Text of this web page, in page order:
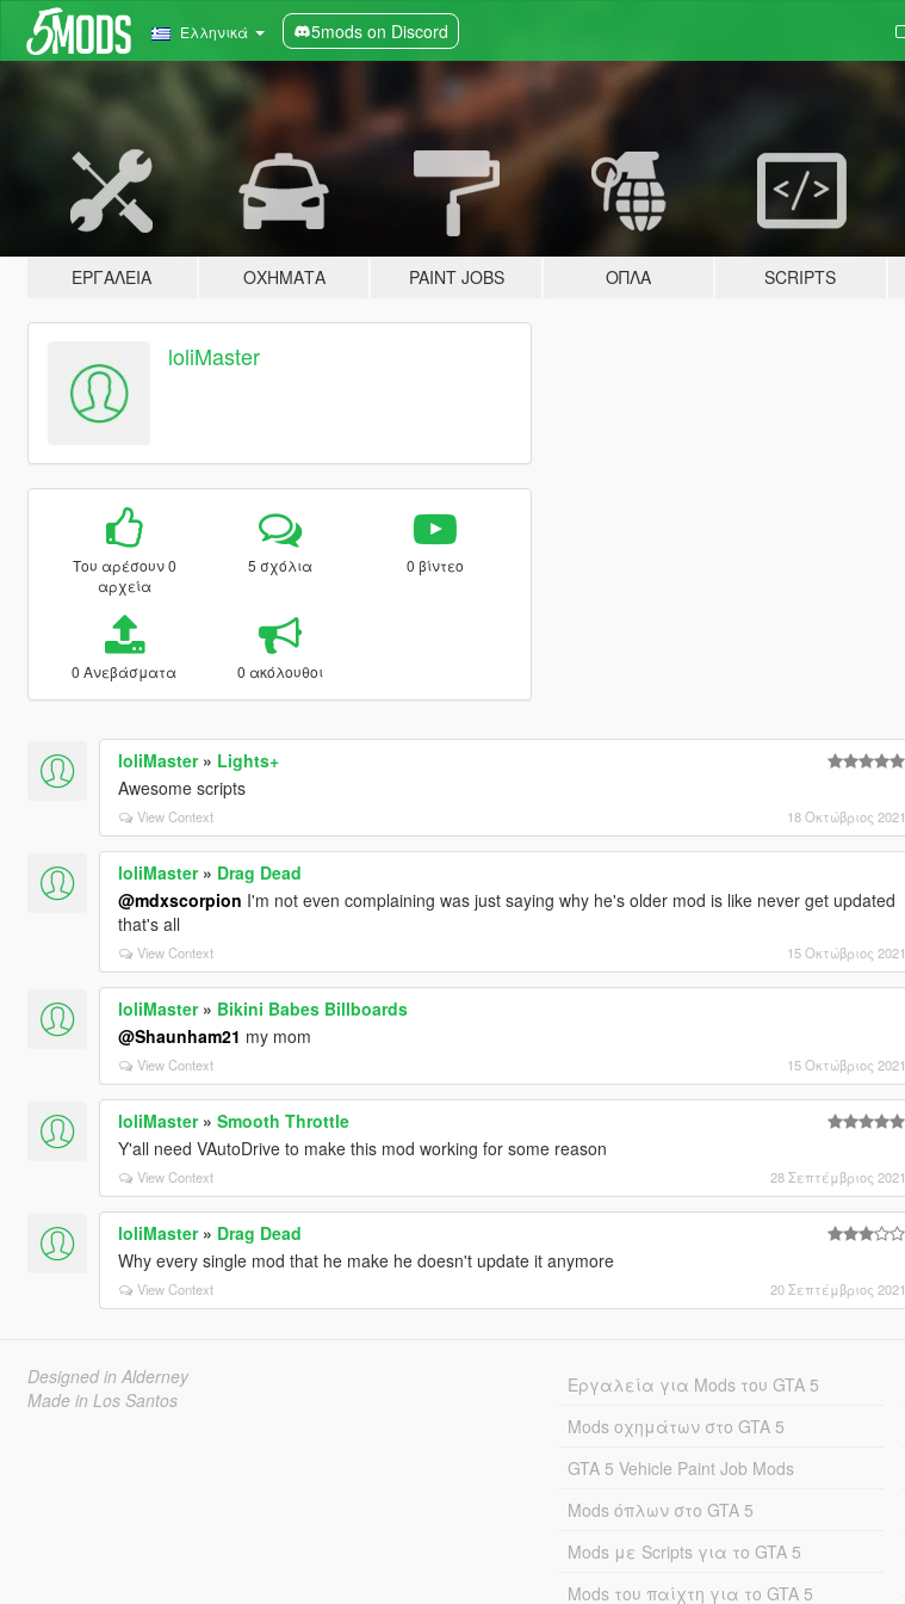
Ελληνικά 5mods on Discord
ΕΡΓΑΛΕΊΑ ΟΧΉΜΑΤΑ PAINT JOBS ΌΠΛΑ SCRIPTS
loliMaster
Του αρέσουν 0
αρχεία
5 σχόλια 0 βίντεο
0 Ανεβάσματα 0 ακόλουθοι
loliMaster» Lights+
Awesome scripts
View Context 18 Οκτώβριος 2021
loliMaster» Drag Dead
@mdxscorpion I'm not even complaining was just saying why he's older mod is like never get updated
that's all
View Context 15 Οκτώβριος 2021
loliMaster» Bikini Babes Billboards
@Shaunham21 my mom
View Context 15 Οκτώβριος 2021
loliMaster» Smooth Throttle
Y'all need VAutoDrive to make this mod working for some reason
View Context 28 Σεπτέμβριος 2021
loliMaster» Drag Dead
Why every single mod that he make he doesn't update it anymore
View Context 20 Σεπτέμβριος 2021
Designed in Alderney
Made in Los Santos
Εργαλεία για Mods του GTA 5
Mods οχημάτων στο GTA 5
GTA 5 Vehicle Paint Job Mods
Mods όπλων στο GTA 5
Mods με Scripts για το GTA 5
Mods του παίχτη για το GTA 5